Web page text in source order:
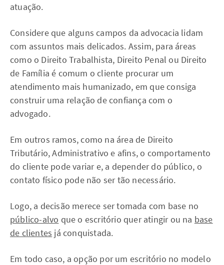
atuação.
Considere que alguns campos da advocacia lidam
com assuntos mais delicados. Assim, para áreas
como o Direito Trabalhista, Direito Penal ou Direito
de Família é comum o cliente procurar um
atendimento mais humanizado, em que consiga
construir uma relação de confiança com o
advogado.
Em outros ramos, como na área de Direito
Tributário, Administrativo e afins, o comportamento
do cliente pode variar e, a depender do público, o
contato físico pode não ser tão necessário.
Logo, a decisão merece ser tomada com base no
público-alvo que o escritório quer atingir ou na base
de clientes já conquistada.
Em todo caso, a opção por um escritório no modelo